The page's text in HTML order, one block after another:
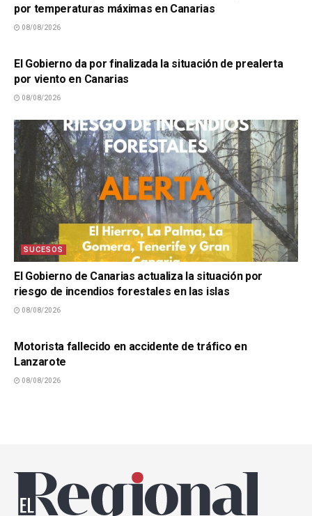
por temperaturas máximas en Canarias
08/08/2026
El Gobierno da por finalizada la situación de prealerta
por viento en Canarias
08/08/2026
SUCESOS
El Gobierno de Canarias actualiza la situación por
riesgo de incendios forestales en las islas
08/08/2026
Motorista fallecido en accidente de tráfico en
Lanzarote
08/08/2026